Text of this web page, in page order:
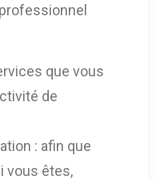
que vous
de
: afin que
vous êtes,